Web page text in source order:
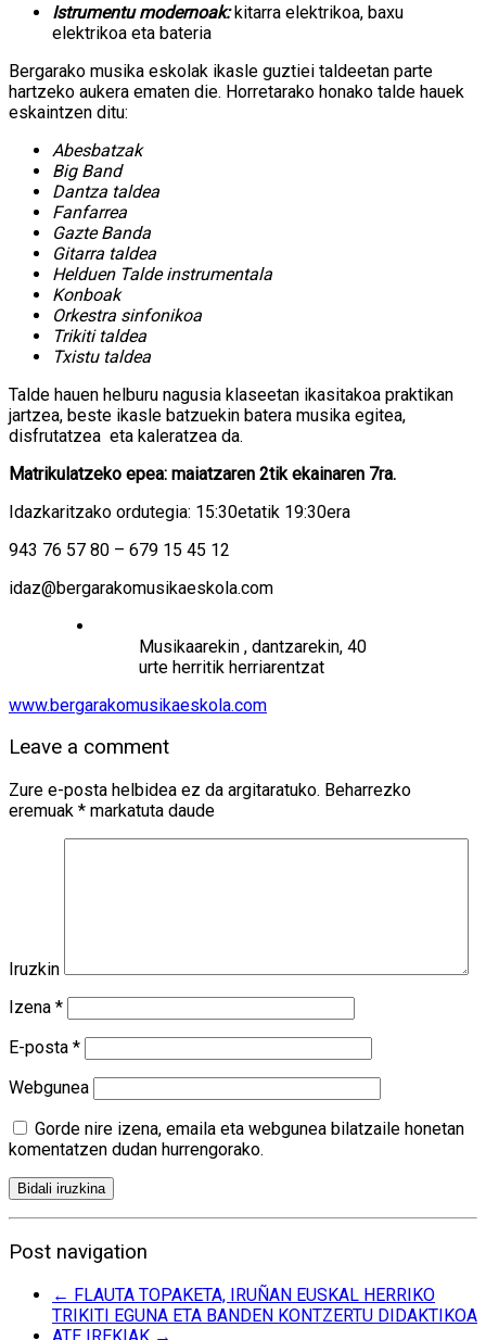
Istrumentu modernoak:kitarra elektrikoa, baxu
elektrikoa eta bateria
Bergarako musika eskolak ikasle guztiei taldeetan parte
hartzeko aukera ematen die. Horretarako honako talde hauek
eskaintzen ditu:
Abesbatzak
Big Band
Dantza taldea
Fanfarrea
Gazte Banda
Gitarra taldea
Helduen Talde instrumentala
Konboak
Orkestra sinfonikoa
Trikiti taldea
Txistu taldea
Talde hauen helburu nagusia klaseetan ikasitakoa praktikan
jartzea, beste ikasle batzuekin batera musika egitea,
disfrutatzea eta kaleratzea da.
Matrikulatzeko epea: maiatzaren 2tik ekainaren 7ra.
Idazkaritzako ordutegia: 15:30etatik 19:30era
943 76 57 80 – 679 15 45 12
idaz@bergarakomusikaeskola.com
Musikaarekin , dantzarekin, 40
urte herritik herriarentzat
www.bergarakomusikaeskola.com
Leave a comment
Zure e-posta helbidea ez da argitaratuko. Beharrezko
eremuak * markatuta daude
Iruzkin
Izena *
E-posta *
Webgunea
Gorde nire izena, emaila eta webgunea bilatzaile honetan
komentatzen dudan hurrengorako.
Post navigation
← FLAUTA TOPAKETA, IRUÑAN EUSKAL HERRIKO
TRIKITI EGUNA ETA BANDEN KONTZERTU DIDAKTIKOA
ATE IREKIAK →